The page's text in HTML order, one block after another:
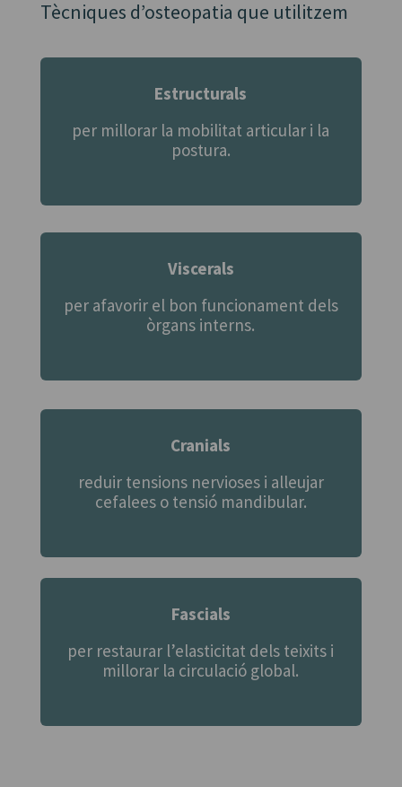
Tècniques d’osteopatia que utilitzem
Estructurals
per millorar la mobilitat articular i la
postura.
Viscerals
per afavorir el bon funcionament dels
òrgans interns.
Cranials
reduir tensions nervioses i alleujar
cefalees o tensió mandibular.
Fascials
per restaurar l’elasticitat dels teixits i
millorar la circulació global.